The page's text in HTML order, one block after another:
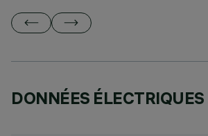
DONNÉES ÉLECTRIQUES